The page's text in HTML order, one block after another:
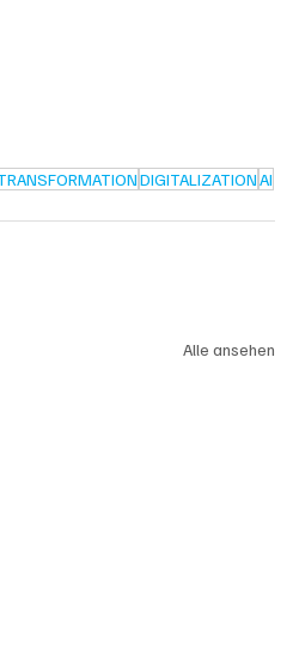
DIGITALIZATIONAI
Alle ansehen